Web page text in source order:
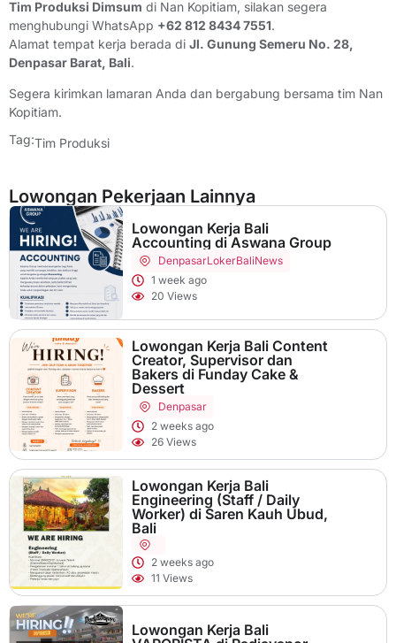
Tim Produksi Dimsum di Nan Kopitiam, silakan segera
menghubungi WhatsApp +62 812 8434 7551.
Alamat tempat kerja berada di Jl. Gunung Semeru No. 28,
Denpasar Barat, Bali.
Segera kirimkan lamaran Anda dan bergabung bersama tim Nan
Kopitiam.
Tag:Tim Produksi
Lowongan Pekerjaan Lainnya
Lowongan Kerja Bali
Accounting di Aswana Group
DenpasarLokerBaliNews
1 week ago
20 Views
Lowongan Kerja Bali Content
Creator, Supervisor dan
Bakers di Funday Cake &
Dessert
Denpasar
2 weeks ago
26 Views
Lowongan Kerja Bali
Engineering (Staff / Daily
Worker) di Saren Kauh Ubud,
Bali
2 weeks ago
11 Views
Lowongan Kerja Bali